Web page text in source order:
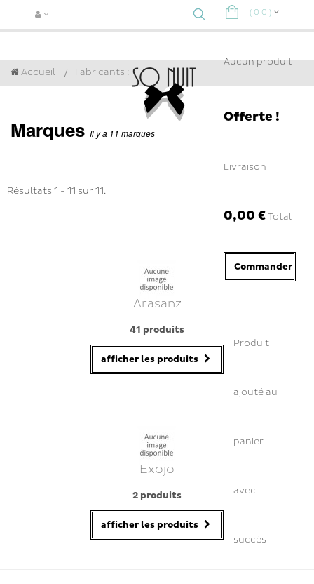
( 0 0 )
Aucun produit
Offerte !
Livraison
0,00 €Total
Commander
Produit
ajouté au
panier
avec
succès
Accueil Fabricants :
Marques Il y a 11 marques
Résultats 1 - 11 sur 11.
Arasanz
41 produits
afficher les produits
Exojo
2 produits
afficher les produits